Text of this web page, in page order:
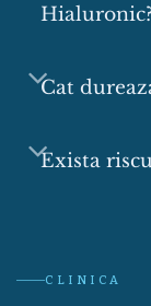
Hialuronic?
Cat
Exista
CLINICA